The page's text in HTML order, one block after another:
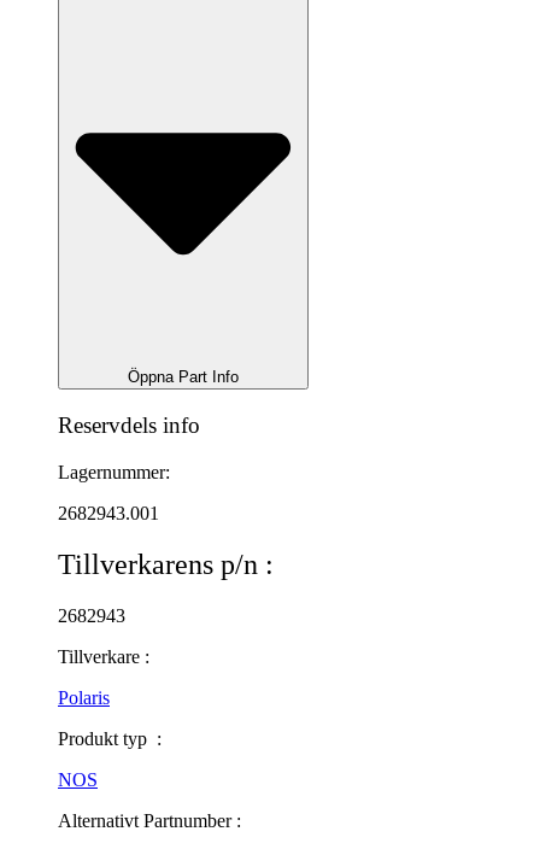
Öppna Part Info
Reservdels info
Lagernummer:
2682943.001
Tillverkarens p/n :
2682943
Tillverkare :
Polaris
Produkt typ :
NOS
Alternativt Partnumber :